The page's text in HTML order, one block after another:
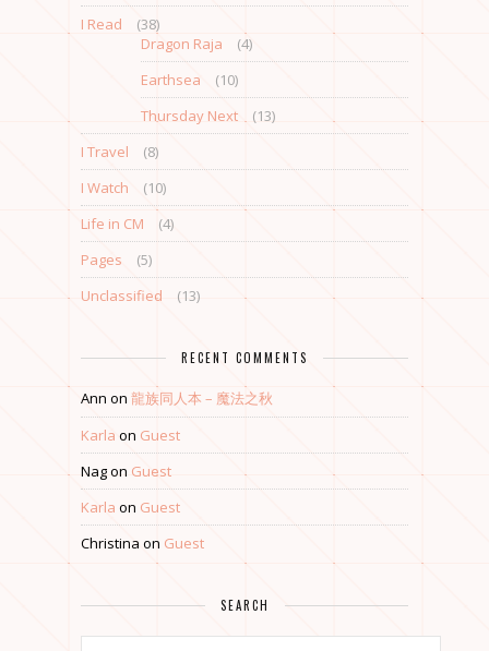
I Read
(38)
Dragon Raja
(4)
Earthsea
(10)
Thursday Next
(13)
I Travel
(8)
I Watch
(10)
Life in CM
(4)
Pages
(5)
Unclassified
(13)
RECENT COMMENTS
Ann on 龍族同人本 – 魔法之秋
Karla on Guest
Nagon Guest
Karla on Guest
Christina on Guest
SEARCH